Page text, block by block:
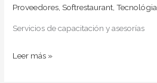
Proveedores Softrestaurant ,Tecnológia
Servicios de capacitación y asesorías
Leer más »